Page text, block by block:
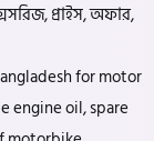
প্রাইস, অফার,
for motor
engine oil, spare